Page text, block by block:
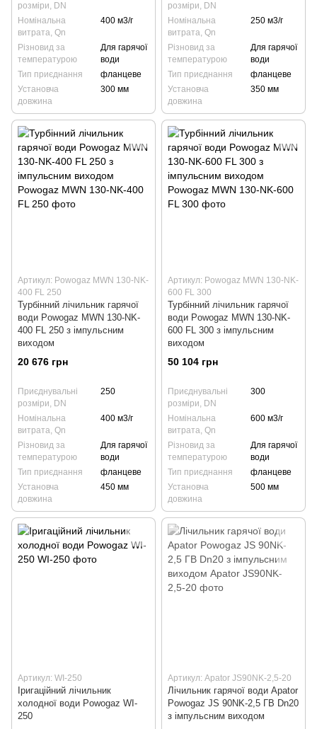
розміри, DN
Номінальна
витрата, Qn
400 м3/г
Різновид за
температурою
Для гарячої
води
Тип приєднання
фланцеве
Установча
довжина
300 мм
розміри, DN
Номінальна
витрата, Qn
250 м3/г
Різновид за
температурою
Для гарячої
води
Тип приєднання
фланцеве
Установча
довжина
350 мм
Артикул: Powogaz MWN 130-NK-
400 FL 250
Турбінний лічильник гарячої
води Powogaz MWN 130-NK-
400 FL 250 з імпульсним
виходом
20 676 грн
Приєднувальні
розміри, DN
250
Номінальна
витрата, Qn
400 м3/г
Різновид за
температурою
Для гарячої
води
Тип приєднання
фланцеве
Установча
довжина
450 мм
Артикул: Powogaz MWN 130-NK-
600 FL 300
Турбінний лічильник гарячої
води Powogaz MWN 130-NK-
600 FL 300 з імпульсним
виходом
50 104 грн
Приєднувальні
розміри, DN
300
Номінальна
витрата, Qn
600 м3/г
Різновид за
температурою
Для гарячої
води
Тип приєднання
фланцеве
Установча
довжина
500 мм
Артикул: WI-250
Іригаційний лічильник
холодної води Powogaz WI-
250
Артикул: Apator JS90NK-2,5-20
Лічильник гарячої води Apator
Powogaz JS 90NK-2,5 ГВ Dn20
з імпульсним виходом